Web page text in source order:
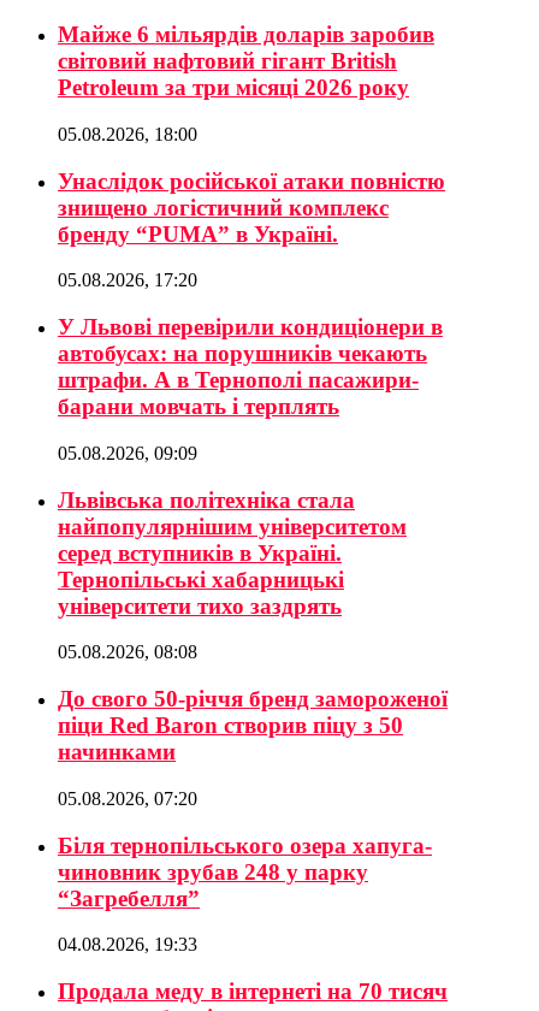
Майже 6 мільярдів доларів заробив
світовий нафтовий гігант British
Petroleum за три місяці 2026 року
05.08.2026, 18:00
Унаслідок російської атаки повністю
знищено логістичний комплекс
бренду “PUMA” в Україні.
05.08.2026, 17:20
У Львові перевірили кондиціонери в
автобусах: на порушників чекають
штрафи. А в Тернополі пасажири-
барани мовчать і терплять
05.08.2026, 09:09
Львівська політехніка стала
найпопулярнішим університетом
серед вступників в Україні.
Тернопільські хабарницькі
університети тихо заздрять
05.08.2026, 08:08
До свого 50-річчя бренд замороженої
піци Red Baron створив піцу з 50
начинками
05.08.2026, 07:20
Біля тернопільського озера хапуга-
чиновник зрубав 248 у парку
“Загребелля”
04.08.2026, 19:33
Продала меду в інтернеті на 70 тисяч